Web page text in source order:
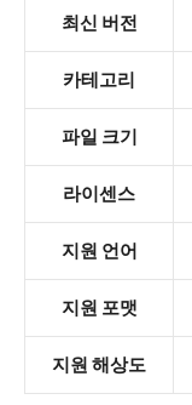
최신 버전
카테고리
파일 크기
라이센스
지원 언어
지원 포맷
지원 해상도